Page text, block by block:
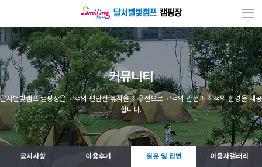
커뮤니티
달서별빛캠프 캠핑장은 고객의 편안한 휴식을 최우선으로 고객의 안전과 최적의 환경을 제공
합니다.
공지사항 이용후기 질문 및 답변 이용자갤러리